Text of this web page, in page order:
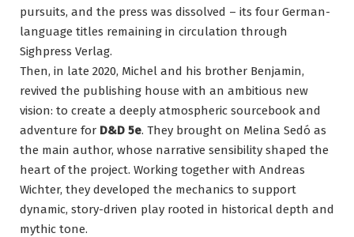
pursuits, and the press was dissolved – its four German-
language titles remaining in circulation through
Sighpress Verlag.
Then, in late 2020, Michel and his brother Benjamin,
revived the publishing house with an ambitious new
vision: to create a deeply atmospheric sourcebook and
adventure for D&D 5e. They brought on Melina Sedó as
the main author, whose narrative sensibility shaped the
heart of the project. Working together with Andreas
Wichter, they developed the mechanics to support
dynamic, story-driven play rooted in historical depth and
mythic tone.